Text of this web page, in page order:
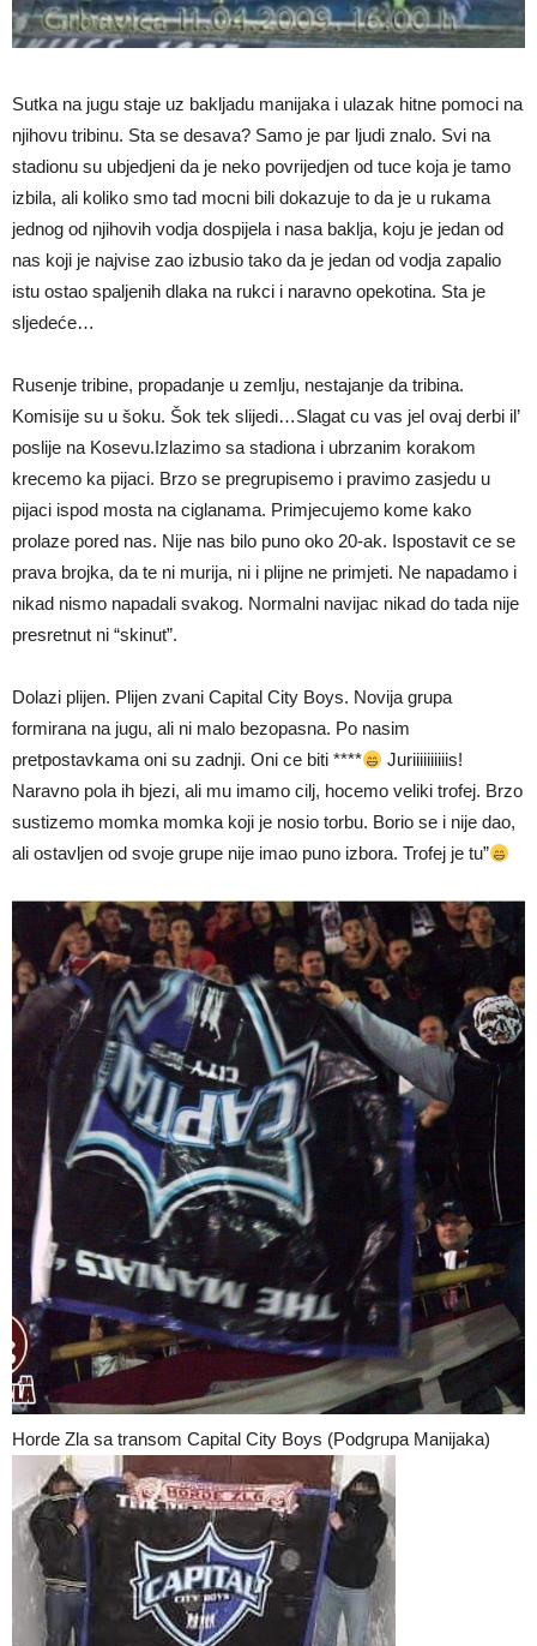
Sutka na jugu staje uz bakljadu manijaka i ulazak hitne pomoci na
njihovu tribinu. Sta se desava? Samo je par ljudi znalo. Svi na
stadionu su ubjedjeni da je neko povrijedjen od tuce koja je tamo
izbila, ali koliko smo tad mocni bili dokazuje to da je u rukama
jednog od njihovih vodja dospijela i nasa baklja, koju je jedan od
nas koji je najvise zao izbusio tako da je jedan od vodja zapalio
istu ostao spaljenih dlaka na rukci i naravno opekotina. Sta je
sljedeće…
Rusenje tribine, propadanje u zemlju, nestajanje da tribina.
Komisije su u šoku. Šok tek slijedi…Slagat cu vas jel ovaj derbi il’
poslije na Kosevu.Izlazimo sa stadiona i ubrzanim korakom
krecemo ka pijaci. Brzo se pregrupisemo i pravimo zasjedu u
pijaci ispod mosta na ciglanama. Primjecujemo kome kako
prolaze pored nas. Nije nas bilo puno oko 20-ak. Ispostavit ce se
prava brojka, da te ni murija, ni i plijne ne primjeti. Ne napadamo i
nikad nismo napadali svakog. Normalni navijac nikad do tada nije
presretnut ni “skinut”.
Dolazi plijen. Plijen zvani Capital City Boys. Novija grupa
formirana na jugu, ali ni malo bezopasna. Po nasim
pretpostavkama oni su zadnji. Oni ce biti ****
Juriiiiiiiiiis!
Naravno pola ih bjezi, ali mu imamo cilj, hocemo veliki trofej. Brzo
sustizemo momka momka koji je nosio torbu. Borio se i nije dao,
ali ostavljen od svoje grupe nije imao puno izbora. Trofej je tu”
Horde Zla sa transom Capital City Boys (Podgrupa Manijaka)